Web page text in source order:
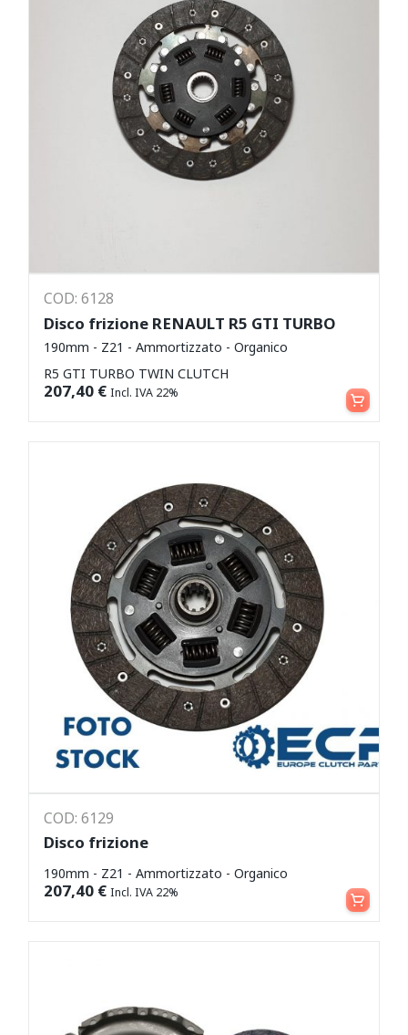
COD: 6128
Disco frizione RENAULT R5 GTI TURBO
190mm - Z21 - Ammortizzato - Organico
R5 GTI TURBO TWIN CLUTCH
207,40 € Incl. IVA 22% Aggiungi al carrello
COD: 6129
Disco frizione
190mm - Z21 - Ammortizzato - Organico
207,40 € Incl. IVA 22% Aggiungi al carrello